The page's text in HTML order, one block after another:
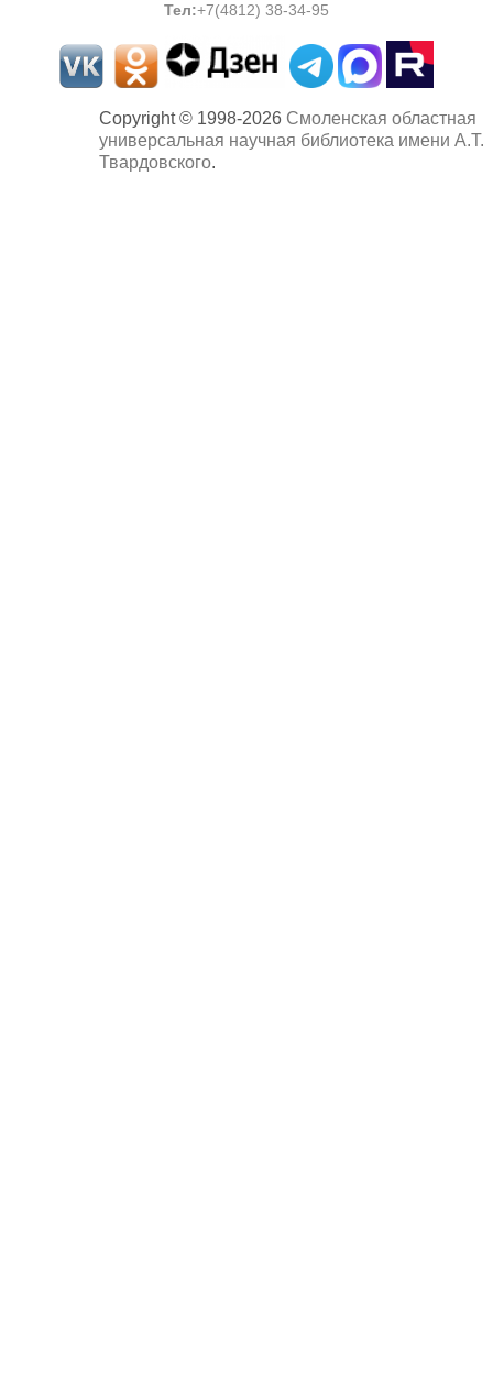
Тел:+7(4812) 38-34-95
Copyright © 1998-2026 Смоленская областная
универсальная научная библиотека имени А.Т.
Твардовского.